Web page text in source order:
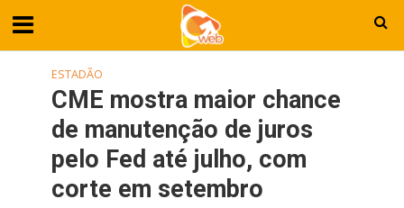
ESTADÃO
CME mostra maior chance
de manutenção de juros
pelo Fed até julho, com
corte em setembro